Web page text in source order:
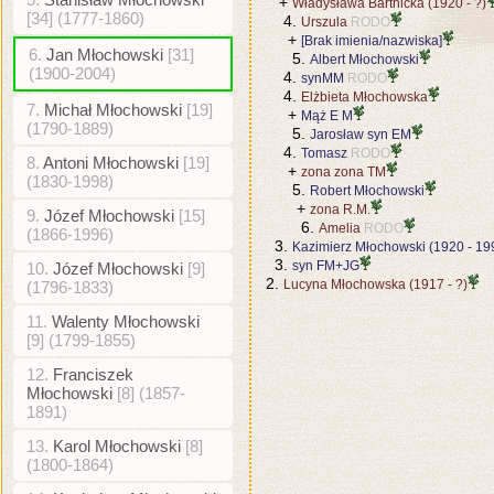
[34] (1777-1860)
6. Jan Młochowski [31]
(1900-2004)
7. Michał Młochowski [19]
(1790-1889)
8. Antoni Młochowski [19]
(1830-1998)
9. Józef Młochowski [15]
(1866-1996)
10. Józef Młochowski [9]
(1796-1833)
11. Walenty Młochowski
[9] (1799-1855)
12. Franciszek
Młochowski [8] (1857-
1891)
13. Karol Młochowski [8]
(1800-1864)
Władysława Bartnicka (1920 - ?)
4.Urszula RODO
+ [Brak imienia/nazwiska]
5.Albert Młochowski
4.synMM RODO
4.Elżbieta Młochowska
+ Mąż E M
5.Jarosław syn EM
4.TomaszRODO
+zona zona TM
5. Robert Młochowski
+zona R.M.
6.AmeliaRODO
3.Kazimierz Młochowski (1920 -
3.syn FM+JG
2.Lucyna Młochowska (1917 - ?)